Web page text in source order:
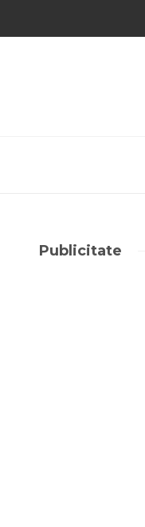
Publicitate